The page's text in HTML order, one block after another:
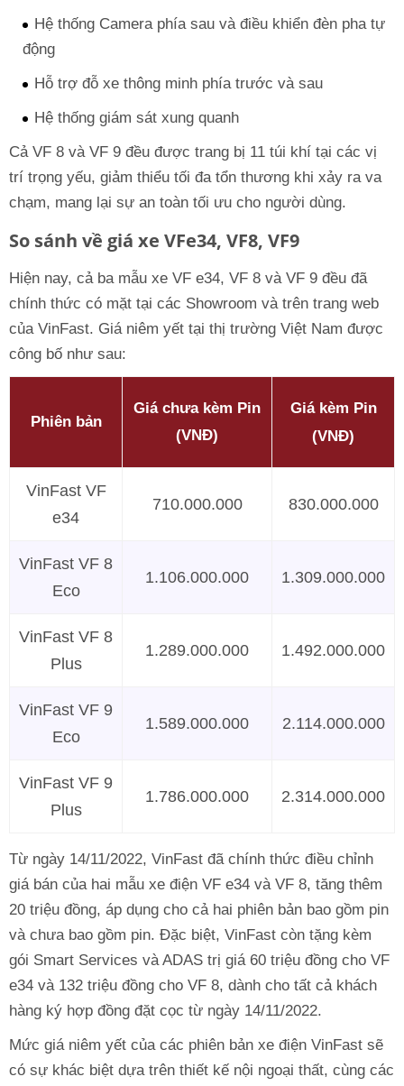
Hệ thống Camera phía sau và điều khiển đèn pha tự
động
Hỗ trợ đỗ xe thông minh phía trước và sau
Hệ thống giám sát xung quanh
Cả VF 8 và VF 9 đều được trang bị 11 túi khí tại các vị
trí trọng yếu, giảm thiểu tối đa tổn thương khi xảy ra va
chạm, mang lại sự an toàn tối ưu cho người dùng.
So sánh về giá xe VFe34, VF8, VF9
Hiện nay, cả ba mẫu xe VF e34, VF 8 và VF 9 đều đã
chính thức có mặt tại các Showroom và trên trang web
của VinFast. Giá niêm yết tại thị trường Việt Nam được
công bố như sau:
Phiên bản
Giá chưa kèm Pin
(VNĐ)
Giá kèm Pin
(VNĐ)
VinFast VF
e34
710.000.000 830.000.000
VinFast VF 8
Eco
1.106.000.000 1.309.000.000
VinFast VF 8
Plus
1.289.000.000 1.492.000.000
VinFast VF 9
Eco
1.589.000.000 2.114.000.000
VinFast VF 9
Plus
1.786.000.000 2.314.000.000
Từ ngày 14/11/2022, VinFast đã chính thức điều chỉnh
giá bán của hai mẫu xe điện VF e34 và VF 8, tăng thêm
20 triệu đồng, áp dụng cho cả hai phiên bản bao gồm pin
và chưa bao gồm pin. Đặc biệt, VinFast còn tặng kèm
gói Smart Services và ADAS trị giá 60 triệu đồng cho VF
e34 và 132 triệu đồng cho VF 8, dành cho tất cả khách
hàng ký hợp đồng đặt cọc từ ngày 14/11/2022.
Mức giá niêm yết của các phiên bản xe điện VinFast sẽ
có sự khác biệt dựa trên thiết kế nội ngoại thất, cùng các